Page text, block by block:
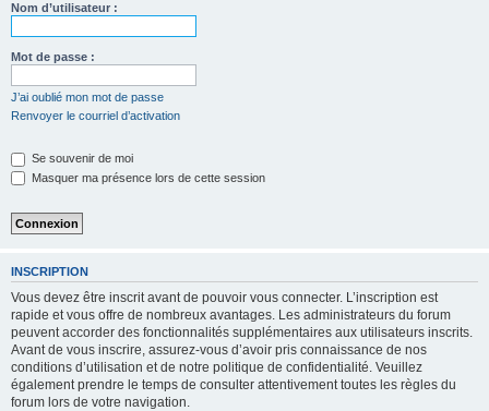
Nom d’utilisateur :
Mot de passe :
J’ai oublié mon mot de passe
Renvoyer le courriel d’activation
Se souvenir de moi
Masquer ma présence lors de cette session
INSCRIPTION
Vous devez être inscrit avant de pouvoir vous connecter. L’inscription est
rapide et vous offre de nombreux avantages. Les administrateurs du forum
peuvent accorder des fonctionnalités supplémentaires aux utilisateurs inscrits.
Avant de vous inscrire, assurez-vous d’avoir pris connaissance de nos
conditions d’utilisation et de notre politique de confidentialité. Veuillez
également prendre le temps de consulter attentivement toutes les règles du
forum lors de votre navigation.